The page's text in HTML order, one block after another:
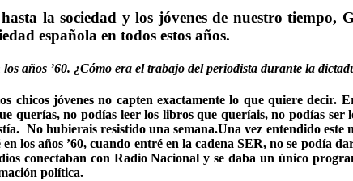
la sociedad y los jóvenes de nuestro
española en todos estos años.
los años ’60. ¿Cómo era el trabajo del periodista durante la
chicos jóvenes no capten exactamente lo que quiere
querías, no podías leer los libros que queríais, no podías
No hubierais resistido una semana.Una vez entendido
los años ’60, cuando entré en la cadena SER, no se
conectaban con Radio Nacional y se daba un único
política.